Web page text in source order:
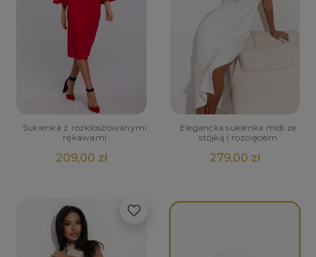
Sukienka z rozkloszowanymi
rękawami
209,00 zł
Elegancka sukienka midi ze
stójką i rozcięciem
279,00 zł